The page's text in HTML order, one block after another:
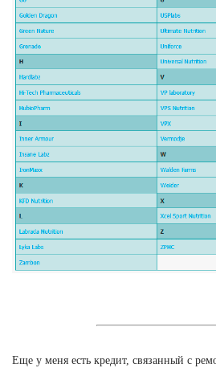
Еще у меня есть кредит, связанный с